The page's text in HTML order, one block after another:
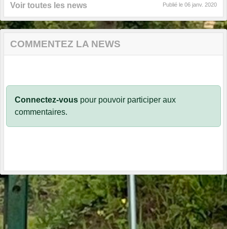
Voir toutes les news Publié le 06 janv. 2020
COMMENTEZ LA NEWS
Connectez-vous pour pouvoir participer aux
commentaires.